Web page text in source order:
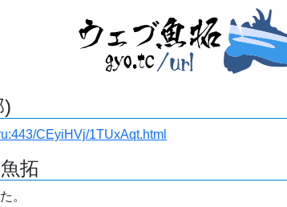
)
CEyiHVj/1TUxAqt.html
拓
。